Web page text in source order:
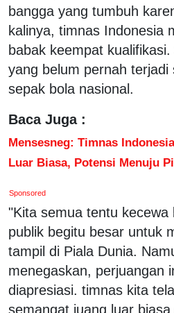
bangga yang tumbuh
kalinya, timnas Indonesia
babak keempat
yang belum pernah terjadi
sepak bola nasional.
Baca Juga :
Mensesneg: Timnas
Luar Biasa, Potensi Menuju
Sponsored
"Kita semua tentu kecewa
publik begitu besar untuk
tampil di Piala Dunia.
menegaskan, perjuangan
diapresiasi. timnas kita
semangat juang luar